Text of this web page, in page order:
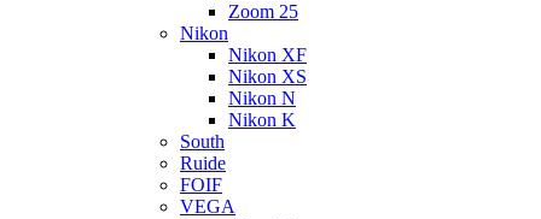
Zoom 25
Nikon
Nikon XF
Nikon XS
Nikon N
Nikon K
South
Ruide
FOIF
VEGA